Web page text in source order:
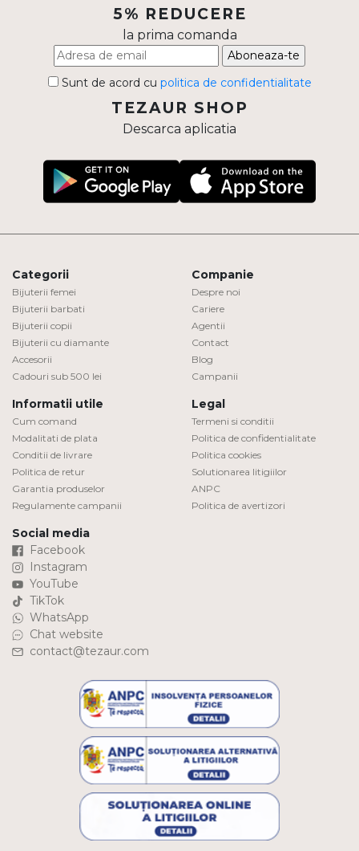
5% REDUCERE
la prima comanda
Aboneaza-te
Sunt de acord cu politica de confidentialitate
TEZAUR SHOP
Descarca aplicatia
Categorii
Bijuterii femei
Bijuterii barbati
Bijuterii copii
Bijuterii cu diamante
Accesorii
Cadouri sub 500 lei
Companie
Despre noi
Cariere
Agentii
Contact
Blog
Campanii
Informatii utile
Cum comand
Modalitati de plata
Conditii de livrare
Politica de retur
Garantia produselor
Regulamente campanii
Legal
Termeni si conditii
Politica de confidentialitate
Politica cookies
Solutionarea litigiilor
ANPC
Politica de avertizori
Social media
Facebook
Instagram
YouTube
TikTok
WhatsApp
Chat website
contact@tezaur.com